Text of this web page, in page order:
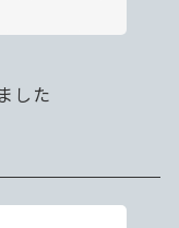
した